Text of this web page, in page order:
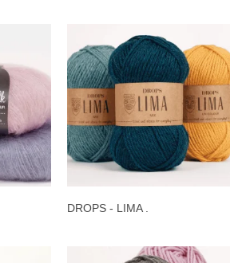
DROPS - LIMA .